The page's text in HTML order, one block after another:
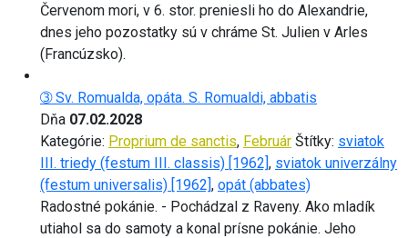
Červenom mori, v 6. stor. preniesli ho do Alexandrie,
dnes jeho pozostatky sú v chráme St. Julien v Arles
(Francúzsko).
➂ Sv. Romualda, opáta. S. Romualdi, abbatis
Dňa 07.02.2028
Kategórie: Proprium de sanctis, Február Štítky: sviatok
III. triedy (festum III. classis) [1962], sviatok univerzálny
(festum universalis) [1962], opát (abbates)
Radostné pokánie. - Pochádzal z Raveny. Ako mladík
utiahol sa do samoty a konal prísne pokánie. Jeho